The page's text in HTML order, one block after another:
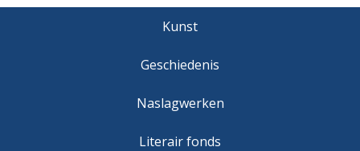
Kunst
Geschiedenis
Naslagwerken
Literair fonds